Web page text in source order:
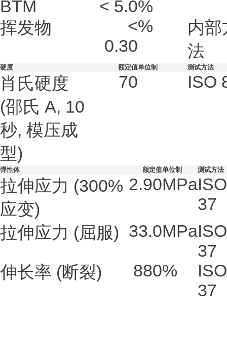
BTM < 5.0%
挥发物
<
0.30
%
内部
法
硬度 额定值单位制 测试方法
肖氏硬度
(邵氏 A, 10
秒, 模压成
型)
70 ISO
弹性体 额定值单位制 测试方法
拉伸应力 (300%
应变)
2.90MPaISO
37
拉伸应力 (屈服) 33.0MPaISO
37
伸长率 (断裂) 880%
ISO
37